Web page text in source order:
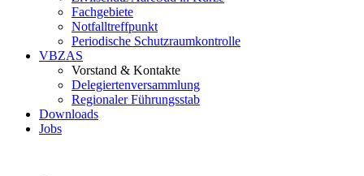
Fachgebiete
Notfalltreffpunkt
Periodische Schutzraumkontrolle
VBZAS
Vorstand & Kontakte
Delegiertenversammlung
Regionaler Führungsstab
Downloads
Jobs